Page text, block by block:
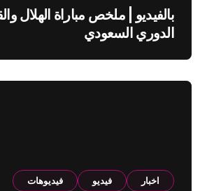
الدوري السعودي
اخبار فيديو فيديوهات